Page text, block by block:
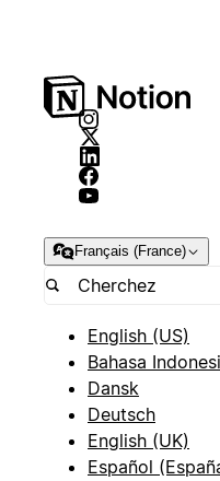
Français (France)
English (US)
Bahasa
Dansk
Deutsch
English (UK)
Español